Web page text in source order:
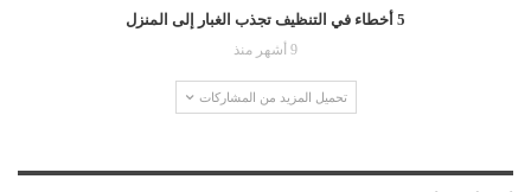
5 أخطاء في التنظيف تجذب الغبار إلى المنزل
9 أشهر منذ
تحميل المزيد من المشاركات